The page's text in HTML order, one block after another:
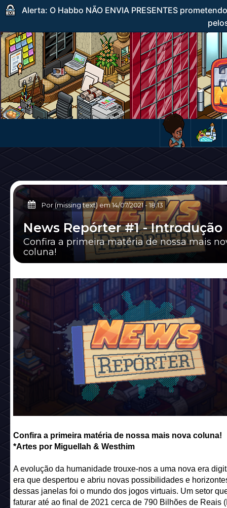
Alerta: O Habbo NÃO ENVIA PRESENTES
Por (missing text) em14/07/2021-18:13
News Repórter #1 - Introdução
Confira a primeira matéria de nossa mais
coluna!
Confira a primeira matéria de nossa mais nova coluna!
*Artes por Miguellah & Westhim
A evolução da humanidade trouxe-nos a uma nova era
era que despertou e abriu novas possibilidades e
dessas janelas foi o mundo dos jogos virtuais. Um setor
faturar até ao final de 2021 cerca de 790 Bilhões de Reais